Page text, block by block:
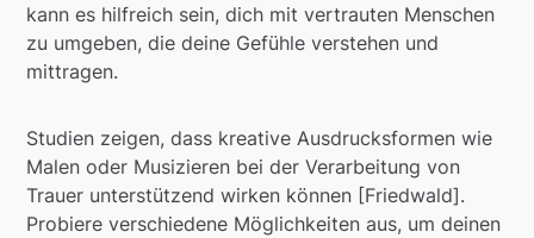
kann es hilfreich sein, dich mit vertrauten Menschen
zu umgeben, die deine Gefühle verstehen und
mittragen.
Studien zeigen, dass kreative Ausdrucksformen wie
Malen oder Musizieren bei der Verarbeitung von
Trauer unterstützend wirken können [Friedwald].
Probiere verschiedene Möglichkeiten aus, um deinen